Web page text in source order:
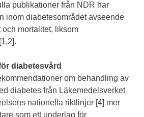
publikationer från NDR har
inom diabetesområdet avseende
mortalitet, liksom
diabetesvård
om behandling av
diabetes från Läkemedelsverket
nationella riktlinjer [4] mer
som ett underlag för